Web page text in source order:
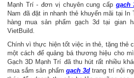
Mạnh Trí - đơn vị chuyên cung cấp gạch
Nam đã đặt in nhanh thẻ khuyến mãi tại In
hàng mua sản phẩm gạch 3d tại gian
VietBuild.
Chính vì thực hiện tốt việc in thẻ, tặng thẻ
một cách để quảng bá thương hiệu cho
Gạch 3D Mạnh Trí đã thu hút rất nhiều
mua sắm sản phẩm gạch 3d trang trí nội